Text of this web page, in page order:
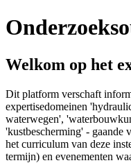
Welkom op het
Dit platform verschaft
expertisedomeinen
waterwegen',
'kustbescherming' - gaande
het curriculum van deze
termijn) en evenementen